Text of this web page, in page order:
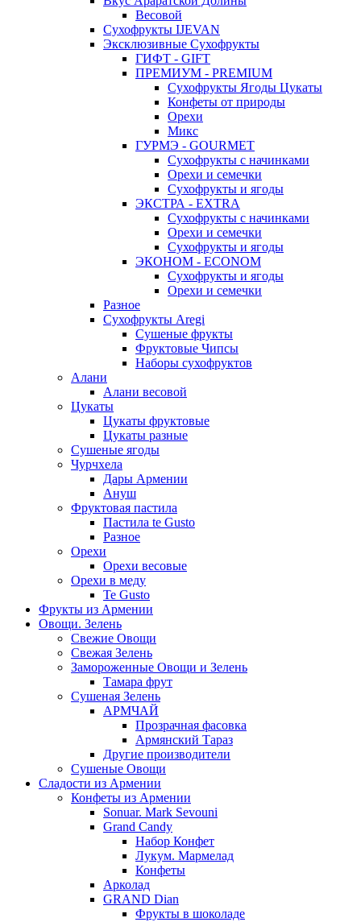
Весовой
Сухофрукты IJEVAN
Эксклюзивные Сухофрукты
ГИФТ - GIFT
ПРЕМИУМ - PREMIUM
Сухофрукты Ягоды Цукаты
Конфеты от природы
Орехи
Микс
ГУРМЭ - GOURMET
Сухофрукты с начинками
Орехи и семечки
Сухофрукты и ягоды
ЭКСТРА - EXTRA
Сухофрукты с начинками
Орехи и семечки
Сухофрукты и ягоды
ЭКОНОМ - ECONOM
Сухофрукты и ягоды
Орехи и семечки
Разное
Сухофрукты Aregi
Сушеные фрукты
Фруктовые Чипсы
Наборы сухофруктов
Алани
Алани весовой
Цукаты
Цукаты фруктовые
Цукаты разные
Сушеные ягоды
Чурчхела
Дары Армении
Ануш
Фруктовая пастила
Пастила te Gusto
Разное
Орехи
Орехи весовые
Орехи в меду
Te Gusto
Фрукты из Армении
Овощи. Зелень
Свежие Овощи
Свежая Зелень
Замороженные Овощи и Зелень
Тамара фрут
Сушеная Зелень
АРМЧАЙ
Прозрачная фасовка
Армянский Тараз
Другие производители
Сушеные Овощи
Сладости из Армении
Конфеты из Армении
Sonuar. Mark Sevouni
Grand Candy
Набор Конфет
Лукум. Мармелад
Конфеты
Арколад
GRAND Dian
Фрукты в шоколаде